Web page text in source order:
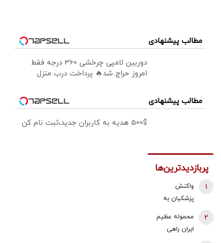
مطالب پیشنهادی
دوربین لامپی چرخشی 360 درجه فقط
امروز حراج شد🔥 پرداخت درب منزل
مطالب پیشنهادی
500$ هدیه به کاربران جدید،ثبت نام کن
پربازدیدترین‌ها
واکنش
پزشکیان به
دبیری شعام/
1
محموله عظیم
ایران راهی
2